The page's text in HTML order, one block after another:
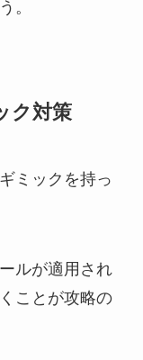
。
ク対策
ミックを持っ
ルが適用され
ことが攻略の